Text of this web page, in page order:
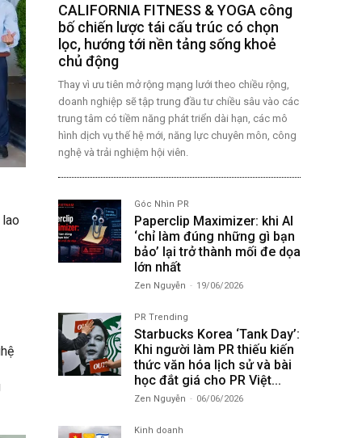
CALIFORNIA FITNESS & YOGA công
bố chiến lược tái cấu trúc có chọn
lọc, hướng tới nền tảng sống khoẻ
chủ động
Thay vì ưu tiên mở rộng mạng lưới theo chiều rộng,
doanh nghiệp sẽ tập trung đầu tư chiều sâu vào các
trung tâm có tiềm năng phát triển dài hạn, các mô
hình dịch vụ thế hệ mới, năng lực chuyên môn, công
nghệ và trải nghiệm hội viên.
Góc Nhìn PR
Paperclip Maximizer: khi AI
‘chỉ làm đúng những gì bạn
bảo’ lại trở thành mối đe dọa
lớn nhất
Zen Nguyễn - 19/06/2026
PR Trending
Starbucks Korea ‘Tank Day’:
Khi người làm PR thiếu kiến
thức văn hóa lịch sử và bài
học đắt giá cho PR Việt...
Zen Nguyễn - 06/06/2026
Kinh doanh